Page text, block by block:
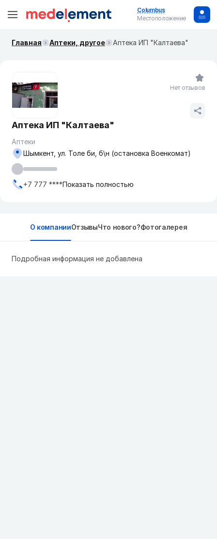
Columbus
Местоположение
Главная Аптеки, другое Аптека ИП "Калтаева"
Аптека ИП "Калтаева"
Аптеки
Шымкент, ул. Толе би, б\н (остановка Военкомат)
+7 777 ****Показать полностью
Нет отзывов
О компанииОтзывыЧто нового?Фотогалерея
Подробная информация не добавлена